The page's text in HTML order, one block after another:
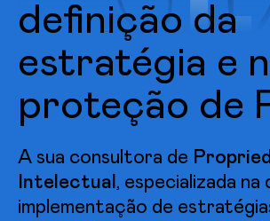
definição da
estratégia e
proteção de
A sua consultora de
Intelectual , especializada na
implementação de